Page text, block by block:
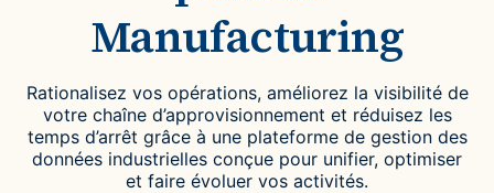
Manufacturing
Rationalisez vos opérations, améliorez la visibilité de
votre chaîne d’approvisionnement et réduisez les
temps d’arrêt grâce à une plateforme de gestion des
données industrielles conçue pour unifier, optimiser
et faire évoluer vos activités.